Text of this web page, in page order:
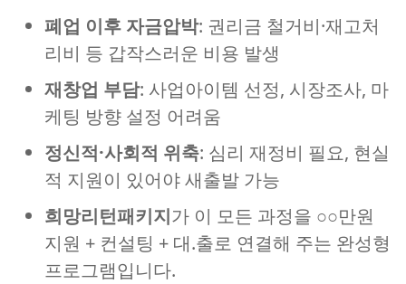
폐업 이후 자금압박: 권리금 철거비·재고처
리비 등 갑작스러운 비용 발생
재창업 부담: 사업아이템 선정, 시장조사, 마
케팅 방향 설정 어려움
정신적·사회적 위축: 심리 재정비 필요, 현실
적 지원이 있어야 새출발 가능
희망리턴패키지가 이 모든 과정을 ○○만원
지원 + 컨설팅 + 대.출로 연결해 주는 완성형
프로그램입니다.